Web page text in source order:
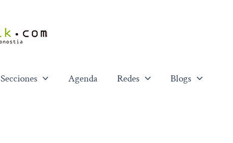
Secciones Agenda Redes Blogs